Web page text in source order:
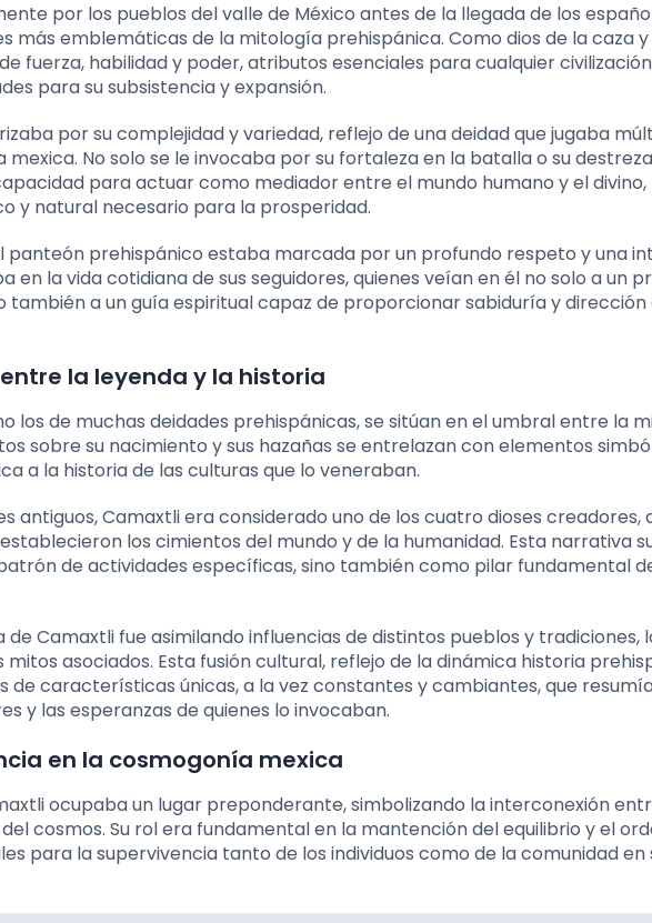
por los pueblos del valle de México antes de la llegada de los
más emblemáticas de la mitología prehispánica. Como dios de la caza
fuerza, habilidad y poder, atributos esenciales para cualquier civilización
para su subsistencia y expansión.
por su complejidad y variedad, reflejo de una deidad que jugaba
No solo se le invocaba por su fortaleza en la batalla o su
para actuar como mediador entre el mundo humano y el divino,
y natural necesario para la prosperidad.
panteón prehispánico estaba marcada por un profundo respeto y una
en la vida cotidiana de sus seguidores, quienes veían en él no solo a un
también a un guía espiritual capaz de proporcionar sabiduría y dirección
la leyenda y la historia
los de muchas deidades prehispánicas, se sitúan en el umbral entre la
sobre su nacimiento y sus hazañas se entrelazan con elementos
a la historia de las culturas que lo veneraban.
antiguos, Camaxtli era considerado uno de los cuatro dioses creadores,
los cimientos del mundo y de la humanidad. Esta narrativa
de actividades específicas, sino también como pilar fundamental
de Camaxtli fue asimilando influencias de distintos pueblos y tradiciones,
asociados. Esta fusión cultural, reflejo de la dinámica historia
de características únicas, a la vez constantes y cambiantes, que
y las esperanzas de quienes lo invocaban.
en la cosmogonía mexica
ocupaba un lugar preponderante, simbolizando la interconexión
cosmos. Su rol era fundamental en la mantención del equilibrio y el
para la supervivencia tanto de los individuos como de la comunidad en